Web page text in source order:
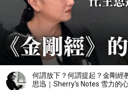
何謂放下？何謂提起？金剛經
思迅｜Sherry's Notes 雪力的